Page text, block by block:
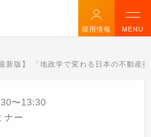
採用情報 MENU
新版】 「地政学で変わる日本の不動産
〜13:30
ナー